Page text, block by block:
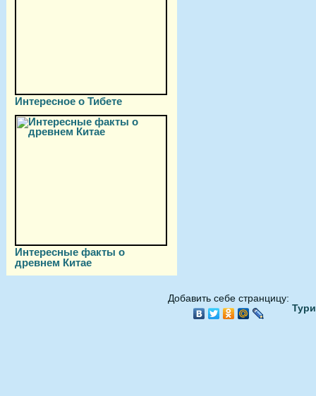
Интересное о Тибете
Интересные факты о
древнем Китае
Добавить себе странцицу: